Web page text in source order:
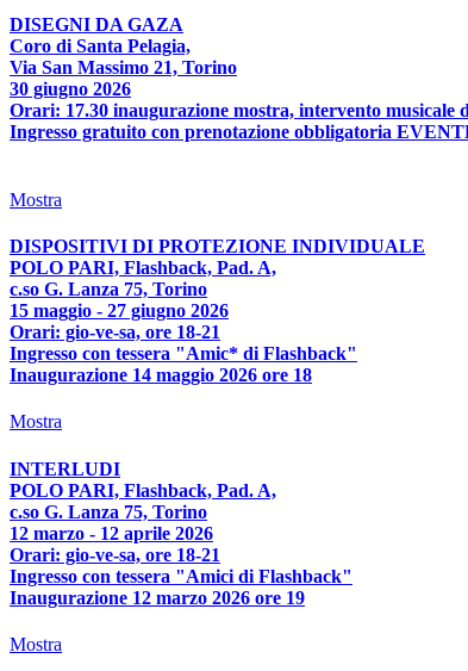
DISEGNI DA GAZA
Coro di Santa Pelagia,
Via San Massimo 21, Torino
30 giugno 2026
Orari: 17.30 inaugurazione mostra, intervento musicale
Ingresso gratuito con prenotazione obbligatoria
Mostra
DISPOSITIVI DI PROTEZIONE INDIVIDUALE
POLO PARI, Flashback, Pad. A,
c.so G. Lanza 75, Torino
15 maggio - 27 giugno 2026
Orari: gio-ve-sa, ore 18-21
Ingresso con tessera "Amic* di Flashback"
Inaugurazione 14 maggio 2026 ore 18
Mostra
INTERLUDI
POLO PARI, Flashback, Pad. A,
c.so G. Lanza 75, Torino
12 marzo - 12 aprile 2026
Orari: gio-ve-sa, ore 18-21
Ingresso con tessera "Amici di Flashback"
Inaugurazione 12 marzo 2026 ore 19
Mostra